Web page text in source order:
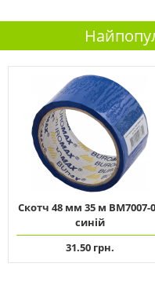
Скотч 48 мм 35 м ВМ7007-
синій
31.50 грн.